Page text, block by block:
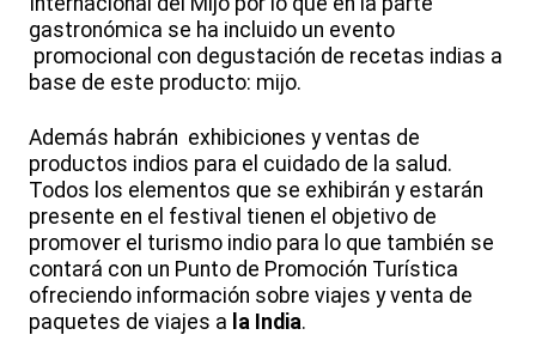
gastronómica se ha incluido un evento
promocional con degustación de recetas indias a
base de este producto: mijo.
Además habrán exhibiciones y ventas de
productos indios para el cuidado de la salud.
Todos los elementos que se exhibirán y estarán
presente en el festival tienen el objetivo de
promover el turismo indio para lo que también se
contará con un Punto de Promoción Turística
ofreciendo información sobre viajes y venta de
paquetes de viajes a la India.